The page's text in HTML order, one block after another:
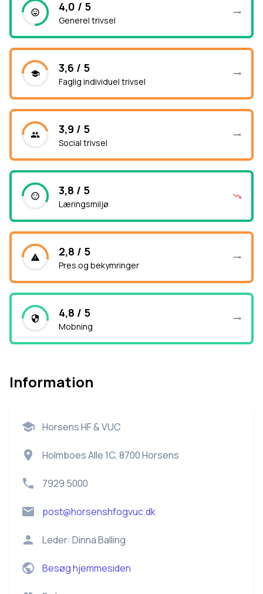
4,0 / 5
Generel trivsel
3,6 / 5
Faglig individuel trivsel
3,9 / 5
Social trivsel
3,8 / 5
Læringsmiljø
2,8 / 5
Pres og bekymringer
4,8 / 5
Mobning
Information
Horsens HF & VUC
Holmboes Alle 1C, 8700 Horsens
7929 5000
post@horsenshfogvuc.dk
Leder: Dinna Balling
Besøg hjemmesiden